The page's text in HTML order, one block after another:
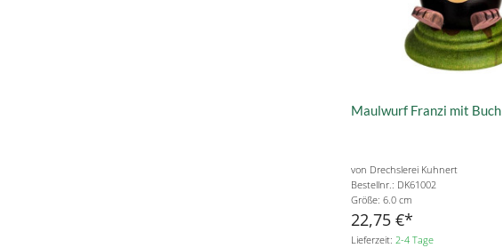
Maulwurf Franzi mit Buch
von Drechslerei Kuhnert
Bestellnr.: DK61002
Größe: 6.0 cm
22,75 €
Lieferzeit: 2-4 Tage